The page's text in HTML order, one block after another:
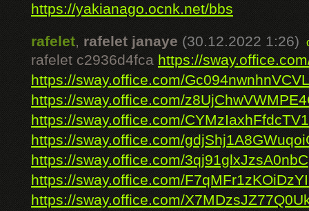
https://yakianago.ocnk.net/bbs
rafelet, rafelet janaye (30.12.2022 1:26)
rafelet c2936d4fca https://
https://sway.office.com/
https://sway.office.com/
https://sway.office.com/
https://sway.office.com/
https://sway.office.com/3qj91glxJzsA0nbC
https://sway.office.com/
https://sway.office.com/